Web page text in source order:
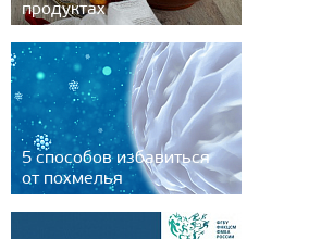
продуктах
5 способов избавиться
от похмелья